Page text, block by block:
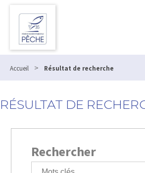
Accueil > Résultat de recherche
RÉSULTAT DE
Rechercher